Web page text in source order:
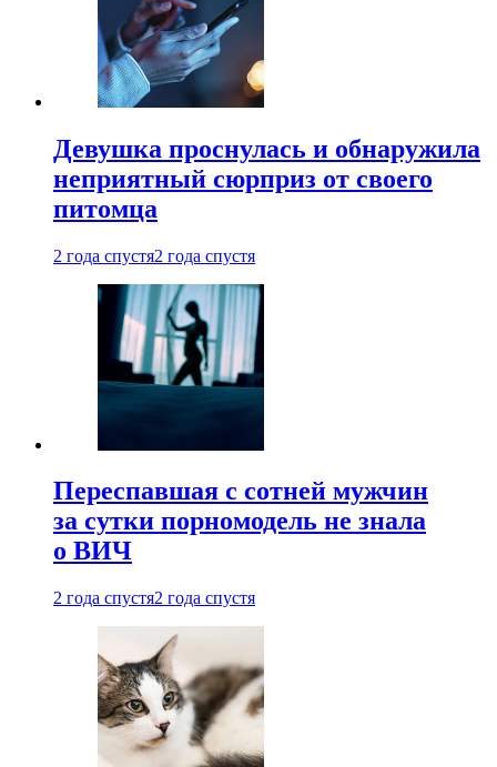
Девушка проснулась и обнаружила
неприятный сюрприз от своего
питомца
2 года спустя2 года спустя
Переспавшая с сотней мужчин
за сутки порномодель не знала
о ВИЧ
2 года спустя2 года спустя